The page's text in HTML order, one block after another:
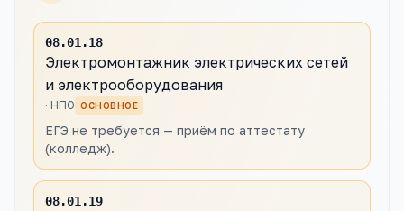
08.01.18
Электромонтажник электрических сетей
и электрооборудования
· НПО ОСНОВНОЕ
ЕГЭ не требуется — приём по аттестату
(колледж).
08.01.19